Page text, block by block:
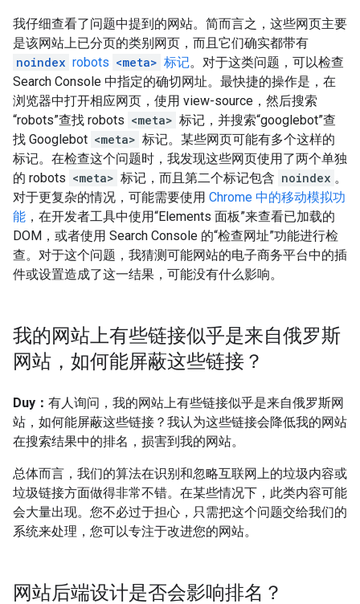
我仔细查看了问题中提到的网站。简而言之，这些网页主要
是该网站上已分页的类别网页，而且它们确实都带有
noindex robots <meta> 标记。对于这类问题，可以检查
Search Console 中指定的确切网址。最快捷的操作是，在
浏览器中打开相应网页，使用 view-source，然后搜索
“robots”查找 robots <meta> 标记，并搜索“googlebot”查
找 Googlebot <meta> 标记。某些网页可能有多个这样的
标记。在检查这个问题时，我发现这些网页使用了两个单独
的 robots <meta> 标记，而且第二个标记包含 noindex 。
对于更复杂的情况，可能需要使用 Chrome 中的移动模拟功
能 ，在开发者工具中使用“Elements 面板”来查看已加载的
DOM，或者使用 Search Console 的“检查网址”功能进行检
查。对于这个问题，我猜测可能网站的电子商务平台中的插
件或设置造成了这一结果，可能没有什么影响。
我的网站上有些链接似乎是来自俄罗斯
网站，如何能屏蔽这些链接？
Duy： 有人询问，我的网站上有些链接似乎是来自俄罗斯网
站，如何能屏蔽这些链接？我认为这些链接会降低我的网站
在搜索结果中的排名，损害到我的网站。
总体而言，我们的算法在识别和忽略互联网上的垃圾内容或
垃圾链接方面做得非常不错。在某些情况下，此类内容可能
会大量出现。您不必过于担心，只需把这个问题交给我们的
系统来处理，您可以专注于改进您的网站。
网站后端设计是否会影响排名？